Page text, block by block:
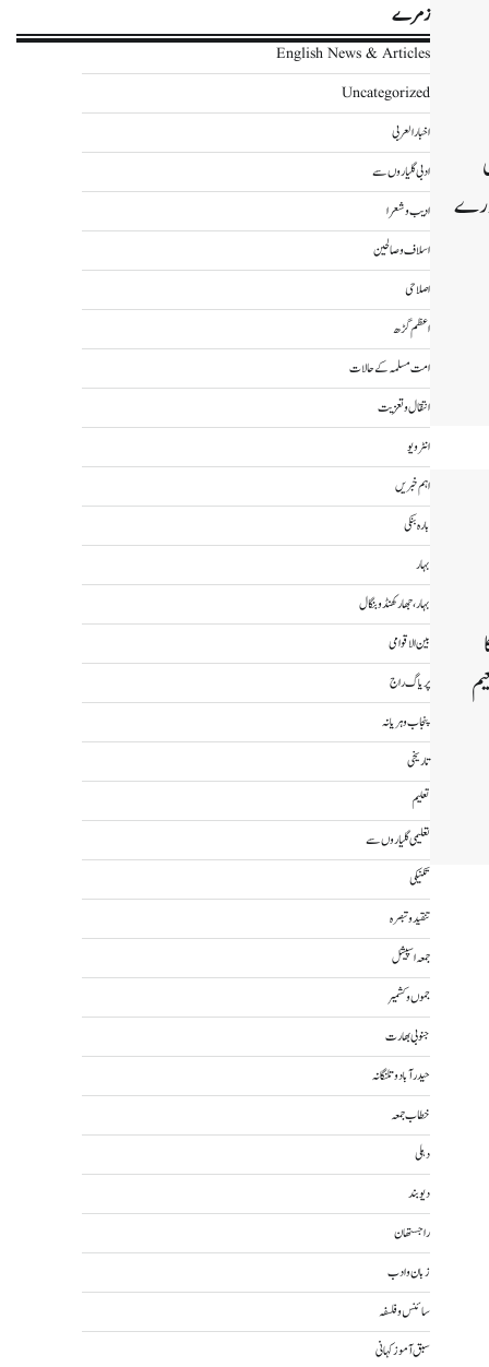
پورے
زمرے
English News & Articles
Uncategorized
اخبار العربی
ادبی گلیاروں سے
ادیب و شعرا
اسلاف و صالحین
اصلاحی
اعظم گڑھ
امت مسلمہ کے حالات
انتقال و تعزیت
انٹرویو
اہم خبریں
بارہ بنکی
بہار
بہار، جھارکھنڈ و بنگال
بین الاقوامی
پریاگ راج
پنجاب و ہریانہ
تاریخی
تعلیم
تعلیمی گلیاروں سے
تکنیکی
تنقید و تبصرہ
جمعہ اسپیشل
جموں و کشمیر
جنوبی بھارت
حیدرآباد و تلنگانہ
خطاب جمعہ
دہلی
دیوبند
راجستھان
زبان و ادب
سائنس و فلسفہ
سبق آموز کہانی